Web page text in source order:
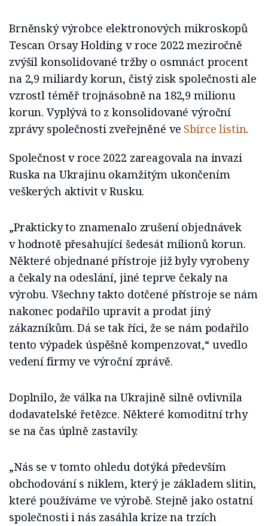
Brněnský výrobce elektronových mikroskopů
Tescan Orsay Holding v roce 2022 meziročně
zvýšil konsolidované tržby o osmnáct procent
na 2,9 miliardy korun, čistý zisk společnosti ale
vzrostl téměř trojnásobně na 182,9 milionu
korun. Vyplývá to z konsolidované výroční
zprávy společnosti zveřejněné ve Sbírce listin.
Společnost v roce 2022 zareagovala na invazi
Ruska na Ukrajinu okamžitým ukončením
veškerých aktivit v Rusku.
„Prakticky to znamenalo zrušení objednávek
v hodnotě přesahující šedesát milionů korun.
Některé objednané přístroje již byly vyrobeny
a čekaly na odeslání, jiné teprve čekaly na
výrobu. Všechny takto dotčené přístroje se nám
nakonec podařilo upravit a prodat jiný
zákazníkům. Dá se tak říci, že se nám podařilo
tento výpadek úspěšně kompenzovat,“ uvedlo
vedení firmy ve výroční zprávě.
Doplnilo, že válka na Ukrajině silně ovlivnila
dodavatelské řetězce. Některé komoditní trhy
se na čas úplně zastavily.
„Nás se v tomto ohledu dotýká především
obchodování s niklem, který je základem slitin,
které používáme ve výrobě. Stejně jako ostatní
společnosti i nás zasáhla krize na trzích